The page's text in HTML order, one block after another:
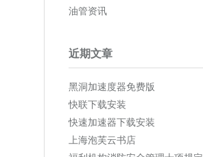
油管资讯
近期文章
黑洞加速度器免费版
快联下载安装
快速加速器下载安装
上海泡芙云书店